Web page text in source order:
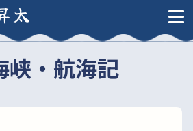
太
峡・航海記